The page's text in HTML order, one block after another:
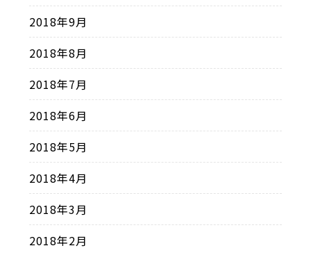
2018年9月
2018年8月
2018年7月
2018年6月
2018年5月
2018年4月
2018年3月
2018年2月